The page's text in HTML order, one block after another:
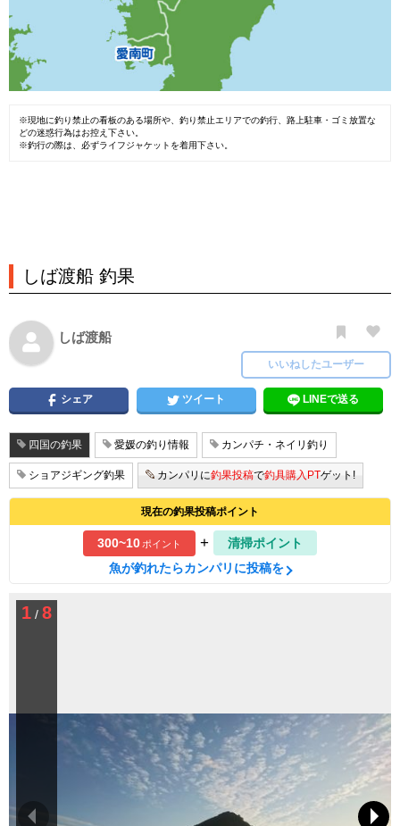
※現地に釣り禁止の看板のある場所や、釣り禁止エリアでの釣行、路上駐車・ゴミ放置な
どの迷惑行為はお控え下さい。
※釣行の際は、必ずライフジャケットを着用下さい。
しば渡船 釣果
しば渡船
いいねしたユーザー
シェア ツイート LINEで送る
四国の釣果 愛媛の釣り情報 カンパチ・ネイリ釣り
ショアジギング釣果 カンパリに釣果投稿で釣具購入PTゲット!
現在の釣果投稿ポイント
300~10ポイント +
清掃ポイント
魚が釣れたらカンパリに投稿を
1 / 8